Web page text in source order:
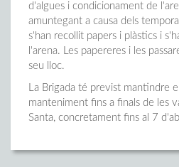
d'algues i condicionament de
amuntegant a causa dels
s'han recollit papers i plàstics i
l'arena. Les papereres i les
seu lloc.
La Brigada té previst mantindre
manteniment fins a finals de les
Santa, concretament fins al 7